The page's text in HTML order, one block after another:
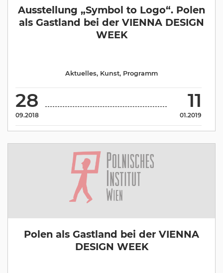
Ausstellung „Symbol to Logo“. Polen
als Gastland bei der VIENNA DESIGN
WEEK
28
09.2018
11
01.2019
Aktuelles, Kunst, Programm
Polen als Gastland bei der VIENNA
DESIGN WEEK